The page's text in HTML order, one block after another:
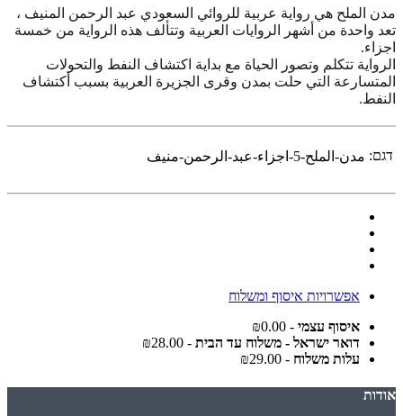
مدن الملح هي رواية عربية للروائي السعودي عبد الرحمن المنيف ،
تعد واحدة من أشهر الروايات العربية وتتألف هذه الرواية من خمسة
اجزاء.
الرواية تتكلم وتصور الحياة مع بداية اكتشاف النفط والتحولات
المتسارعة التي حلت بمدن وقرى الجزيرة العربية بسبب أكتشاف
النفط.
דגם: مدن-الملح-5-اجزاء-عبد-الرحمن-منيف
אפשרויות איסוף ומשלוח
איסוף עצמי - ₪0.00
דואר ישראל - משלוח עד הבית - ₪28.00
עלות משלוח - ₪29.00
אודות